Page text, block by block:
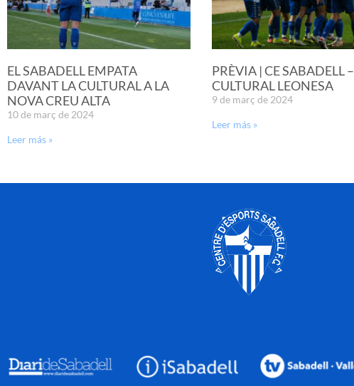
EL SABADELL EMPATA
DAVANT LA CULTURAL A LA
NOVA CREU ALTA
10 de març de 2024
Leer más »
PRÈVIA | CE SABADELL –
CULTURAL LEONESA
9 de març de 2024
Leer más »